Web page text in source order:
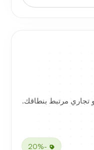
مرتبط بنطاقك.
-20%